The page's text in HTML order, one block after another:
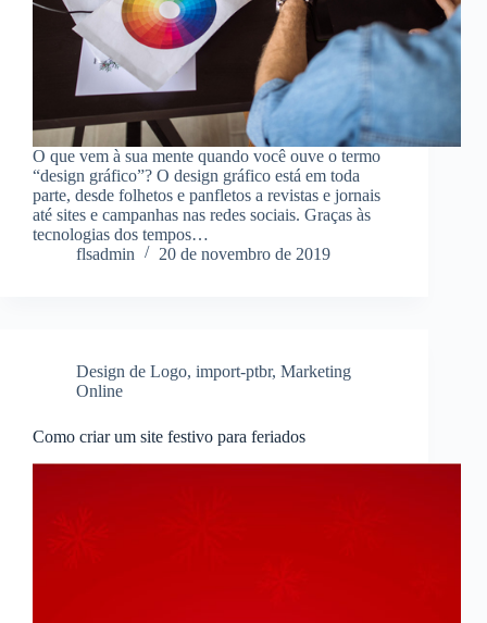
O que vem à sua mente quando você ouve o termo
“design gráfico”? O design gráfico está em toda
parte, desde folhetos e panfletos a revistas e jornais
até sites e campanhas nas redes sociais. Graças às
tecnologias dos tempos…
flsadmin
20 de novembro de 2019
Design de Logo, import-ptbr, Marketing
Online
Como criar um site festivo para feriados